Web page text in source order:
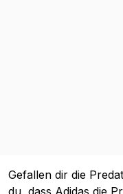
Gefallen dir die
du, dass Adidas die